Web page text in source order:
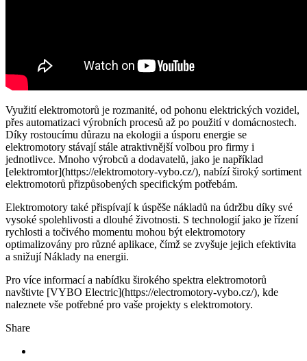
Využití elektromotorů je rozmanité, od pohonu elektrických vozidel,
přes automatizaci výrobních procesů až po použití v domácnostech.
Díky rostoucímu důrazu na ekologii a úsporu energie se
elektromotory stávají stále atraktivnější volbou pro firmy i
jednotlivce. Mnoho výrobců a dodavatelů, jako je například
[elektromtor](https://elektromotory-vybo.cz/), nabízí široký sortiment
elektromotorů přizpůsobených specifickým potřebám.
Elektromotory také přispívají k úspěše nákladů na údržbu díky své
vysoké spolehlivosti a dlouhé životnosti. S technologií jako je řízení
rychlosti a točivého momentu mohou být elektromotory
optimalizovány pro různé aplikace, čímž se zvyšuje jejich efektivita
a snižují Náklady na energii.
Pro více informací a nabídku širokého spektra elektromotorů
navštivte [VYBO Electric](https://electromotory-vybo.cz/), kde
naleznete vše potřebné pro vaše projekty s elektromotory.
Share